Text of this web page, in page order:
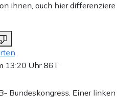
ihnen, auch hier differenziere
13:20 Uhr86T
Bundeskongress. Einer linken